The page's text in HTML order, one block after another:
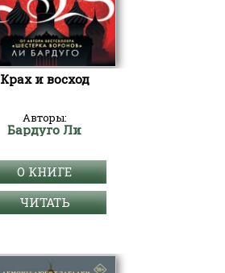
Крах и восход
Авторы:
Бардуго Ли
О КНИГЕ
ЧИТАТЬ